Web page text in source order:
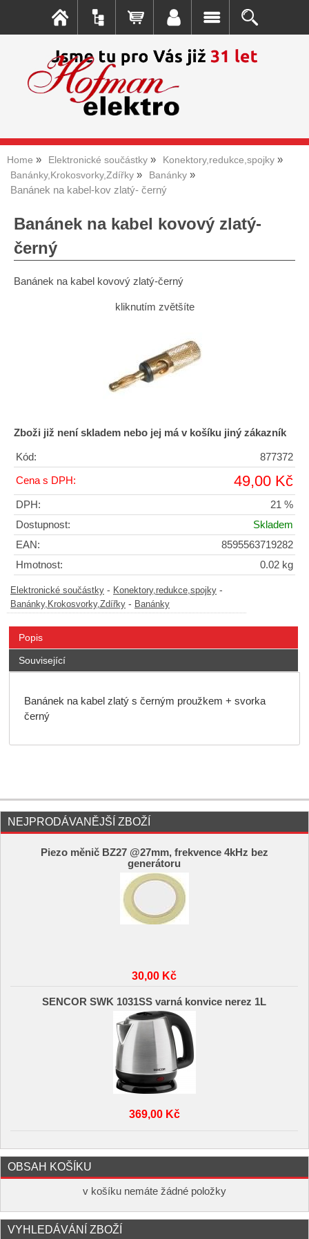
Home Elektronické součástky
Konektory,redukce,spojky
Banánky,Krokosvorky,Zdířky
Banánky
Banánek na kabel-kov zlatý- černý
Banánek na kabel kovový zlatý-
černý
Banánek na kabel kovový zlatý-černý
kliknutím zvětšíte
Zboži již není skladem nebo jej má v košíku jiný zákazník
Kód: 877372
Cena s DPH: 49,00 Kč
DPH:
21 %
Dostupnost:
Skladem
EAN:
8595563719282
Hmotnost:
0.02 kg
Elektronické součástky - Konektory,redukce,spojky -
Banánky,Krokosvorky,Zdířky - Banánky
Popis
Související
Banánek na kabel zlatý s černým proužkem + svorka
černý
NEJPRODÁVANĚJŠÍ ZBOŽÍ
Piezo měnič BZ27 @27mm, frekvence 4kHz bez
generátoru
30,00 Kč
SENCOR SWK 1031SS varná konvice nerez 1L
369,00 Kč
OBSAH KOŠÍKU
v košíku nemáte žádné položky
VYHLEDÁVÁNÍ ZBOŽÍ